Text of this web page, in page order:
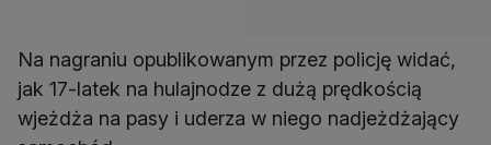
Na nagraniu opublikowanym przez policję widać,
jak 17-latek na hulajnodze z dużą prędkością
wjeżdża na pasy i uderza w niego nadjeżdżający